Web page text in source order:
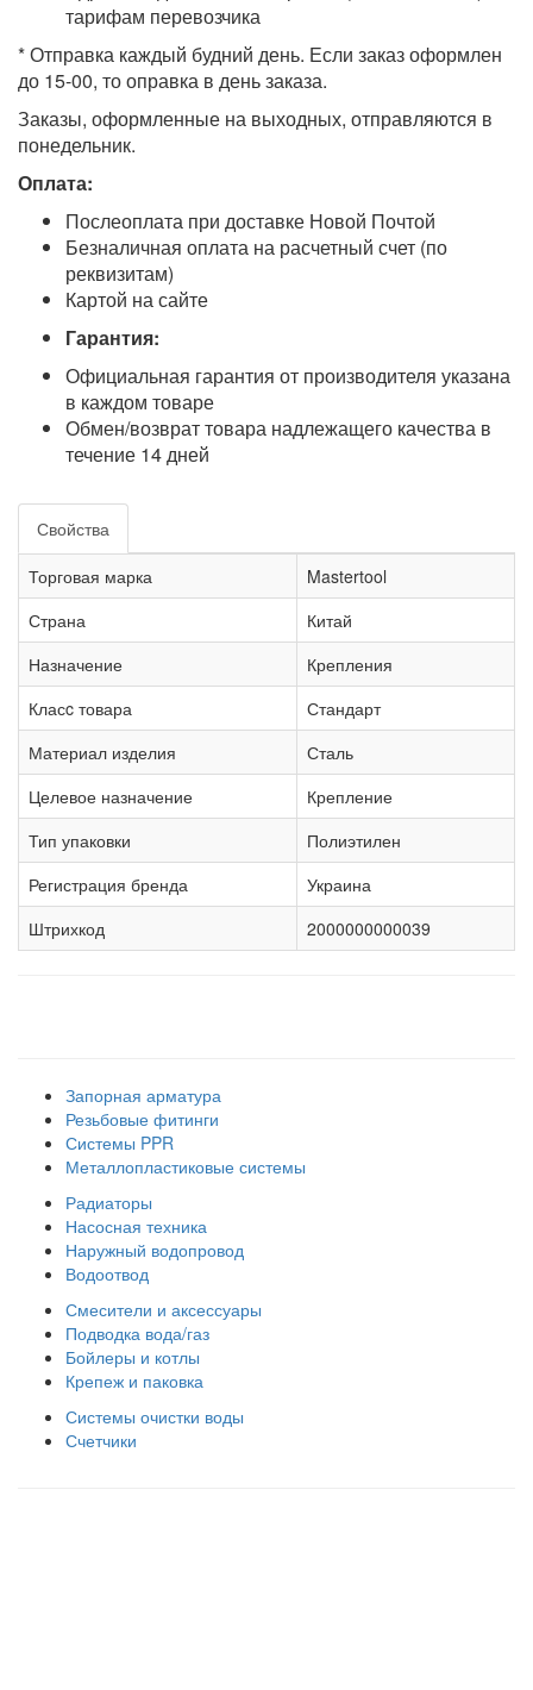
тарифам перевозчика
* Отправка каждый будний день. Если заказ оформлен
до 15-00, то оправка в день заказа.
Заказы, оформленные на выходных, отправляются в
понедельник.
Оплата:
Послеоплата при доставке Новой Почтой
Безналичная оплата на расчетный счет (по
реквизитам)
Картой на сайте
Гарантия:
Официальная гарантия от производителя указана
в каждом товаре
Обмен/возврат товара надлежащего качества в
течение 14 дней
Свойства
Торговая марка
Mastertool
Страна
Китай
Назначение
Крепления
Класc товара
Стандарт
Материал изделия
Сталь
Целевое назначение
Крепление
Тип упаковки
Полиэтилен
Регистрация бренда
Украина
Штрихкод
2000000000039
Запорная арматура
Резьбовые фитинги
Системы PPR
Металлопластиковые системы
Радиаторы
Насосная техника
Наружный водопровод
Водоотвод
Смесители и аксессуары
Подводка вода/газ
Бойлеры и котлы
Крепеж и паковка
Системы очистки воды
Счетчики